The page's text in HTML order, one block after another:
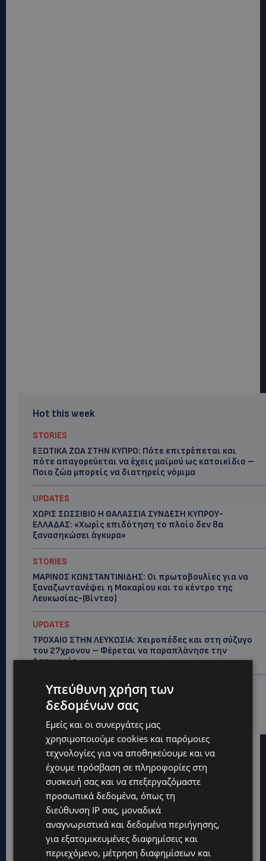
Hot this week
STORIES
ΕΞΩΤΙΚΑ ΖΩΑ ΣΤΗΝ ΚΥΠΡΟ: Πότε επιτρέπεται και
πότε απαγορεύεται να έχεις μαϊμού ως κατοικίδιο –
Ποια ζώα μπορείς να διατηρείς νόμιμα
UPDATES
ΧΩΡΙΣ ΣΩΣΣΙΒΙΟ Η ΘΑΛΑΣΣΙΑ ΣΥΝΔΕΣΗ ΚΥΠΡΟΥ-
ΕΛΛΑΔΑΣ: «Χωρίς επιδότηση το πλοίο δεν θα
ξανασηκώσει άγκυρα»
STORIES
ΜΑΡΙΝΟΣ ΚΩΝΣΤΑΝΤΙΝΙΔΗΣ: Οι πρωτοβουλίες για να
ξαναζωντανέψει η Μακαρίου και το κέντρο της
Λευκωσίας-(Βίντεο)
UPDATES
ΤΡΟΧΑΙΟ ΣΤΗΝ ΛΕΥΚΩΣΙΑ: Χειροπέδες και στη σύζυγο
του 27χρονου – Φέρεται να παραπλάνησε την
Αστυνομία
UPDATES
ΔΕΝ ΥΠΟΧΩΡΕΙ Ο ΚΑΥΣΩΝΑΣ: Νέα κίτρινη
προειδοποίηση για 40άρια – Πότε τίθεται σε ισχύ
Υπεύθυνη χρήση των
δεδομένων σας
Εμείς και οι συνεργάτες μας
χρησιμοποιούμε cookies και παρόμοιες
τεχνολογίες για να αποθηκεύουμε και να
έχουμε πρόσβαση σε πληροφορίες στη
συσκευή σας και να επεξεργαζόμαστε
προσωπικά δεδομένα, όπως τη
διεύθυνση IP σας, μοναδικά
αναγνωριστικά και δεδομένα περιήγησης,
για εξατομικευμένες διαφημίσεις και
περιεχόμενο, μέτρηση διαφημίσεων και